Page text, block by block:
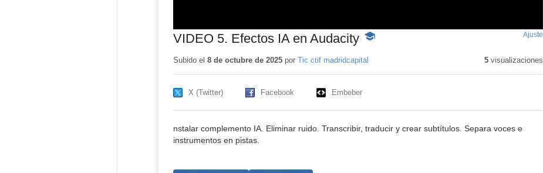
VIDEO 5. Efectos IA en Audacity -
educativo
Ajuste
Subido el 8 de octubre de 2025por Tic ctif madridcapital 5visualizaciones
X (Twitter) Facebook Embeber
nstalar complemento IA. Eliminar ruido. Transcribir, traducir y crear subtítulos. Separa voces e
instrumentos en pistas.